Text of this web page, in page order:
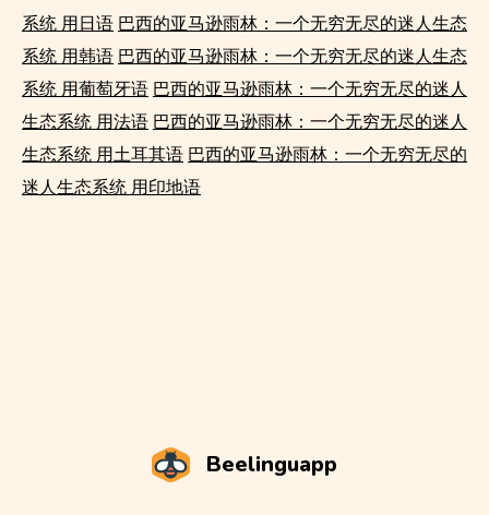
系统 用日语 巴西的亚马逊雨林：一个无穷无尽的迷人生态
系统 用韩语 巴西的亚马逊雨林：一个无穷无尽的迷人生态
系统 用葡萄牙语 巴西的亚马逊雨林：一个无穷无尽的迷人
生态系统 用法语 巴西的亚马逊雨林：一个无穷无尽的迷人
生态系统 用土耳其语 巴西的亚马逊雨林：一个无穷无尽的
迷人生态系统 用印地语
Beelinguapp